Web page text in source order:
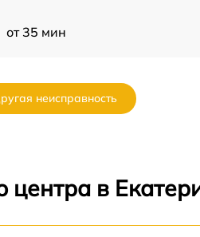
от 35 мин
неисправность
центра в